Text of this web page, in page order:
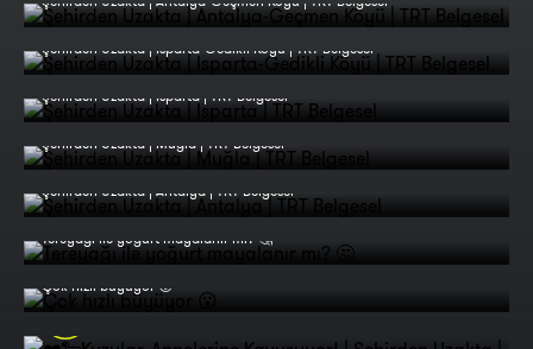
Şehirden Uzakta | Isparta-Gedikli Köyü | TRT Belgesel
Şehirden Uzakta | Isparta | TRT Belgesel
Şehirden Uzakta | Muğla | TRT Belgesel
Şehirden Uzakta | Antalya | TRT Belgesel
Tereyağı ile yoğurt mayalanır mı? 🤔
Çok hızlı büyüyor 😮